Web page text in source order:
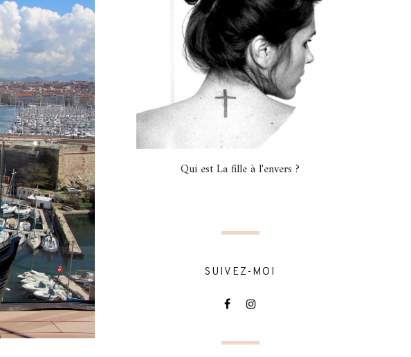
Qui est La fille à l'envers ?
SUIVEZ-MOI